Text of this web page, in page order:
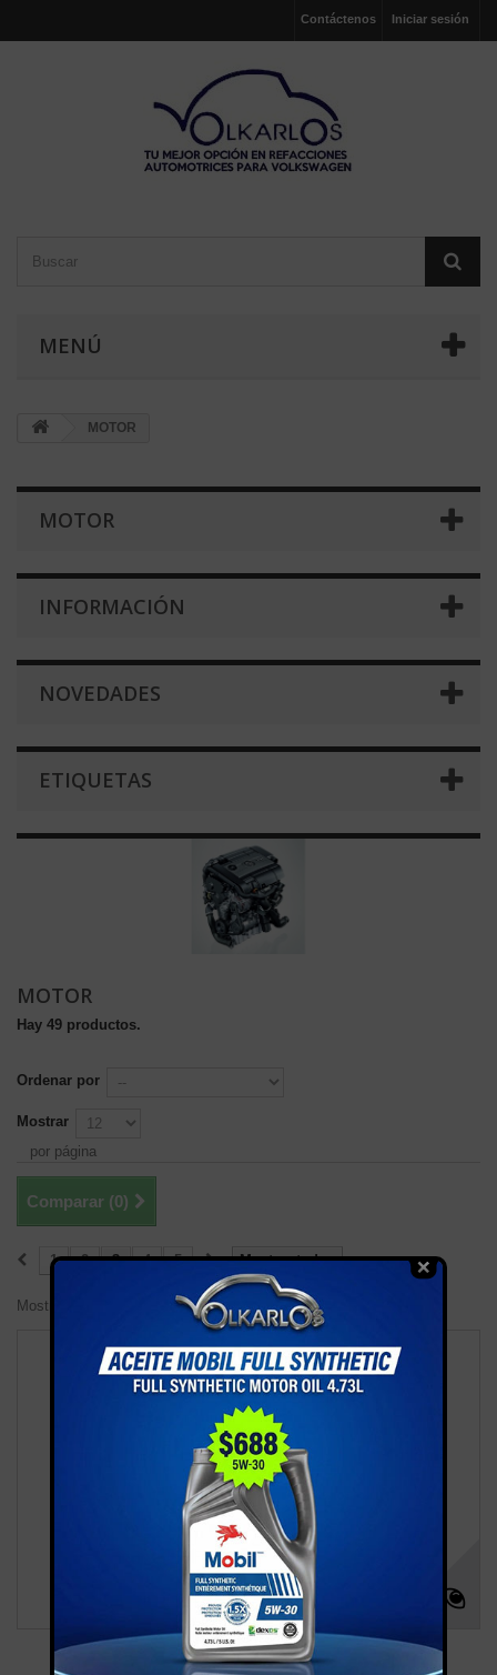
Iniciar sesión
Contáctenos
MENÚ
MOTOR
MOTOR
INFORMACIÓN
NOVEDADES
ETIQUETAS
MOTOR
Hay 49 productos.
Ordenar por
Mostrar
por página
Comparar (0)
Mostrar todos
1 2 3 4 5
Mostrando 25 - 36 de 49 items
EMPAQUE TRANSMISION AUTOMATICA